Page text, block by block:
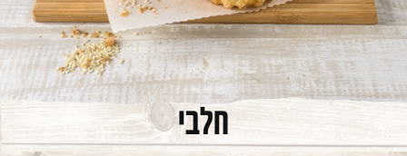
זכור אותי שכחתי סיסמה
חלבי